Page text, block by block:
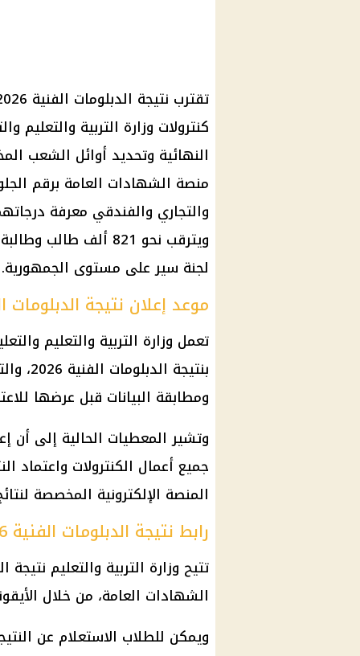
كنترولات وزارة التربية والتعليم
النهائية وتحديد أوائل الشعب
منصة الشهادات العامة برقم
والتجاري والفندقي معرفة
لجنة سير على مستوى الجمهورية.
موعد إعلان نتيجة الدبلومات
تعمل وزارة التربية والتعليم
ومطابقة البيانات قبل عرضها
وتشير المعطيات الحالية إلى أن
جميع أعمال الكنترولات واعتماد
المنصة الإلكترونية المخصصة
رابط نتيجة الدبلومات الفنية 2026
الشهادات العامة، من خلال
ويمكن للطلاب الاستعلام عن